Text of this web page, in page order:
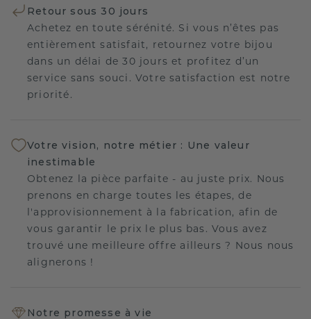
Retour sous 30 jours
Achetez en toute sérénité. Si vous n’êtes pas
entièrement satisfait, retournez votre bijou
dans un délai de 30 jours et profitez d’un
service sans souci. Votre satisfaction est notre
priorité.
Votre vision, notre métier : Une valeur
inestimable
Obtenez la pièce parfaite - au juste prix. Nous
prenons en charge toutes les étapes, de
l'approvisionnement à la fabrication, afin de
vous garantir le prix le plus bas. Vous avez
trouvé une meilleure offre ailleurs ? Nous nous
alignerons !
Notre promesse à vie